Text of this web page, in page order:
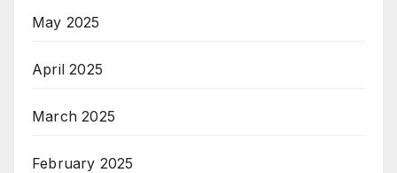
May 2025
April 2025
March 2025
February 2025